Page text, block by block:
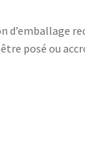
d’emballage
être posé ou